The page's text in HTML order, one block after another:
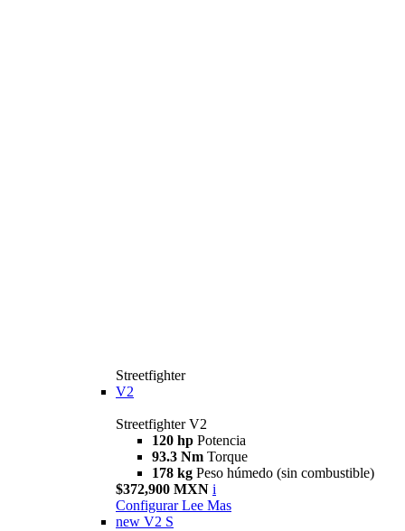
Streetfighter
V2
Streetfighter V2
120 hp Potencia
93.3 Nm Torque
178 kg Peso húmedo (sin combustible)
$372,900 MXN i
Configurar Lee Mas
new V2 S